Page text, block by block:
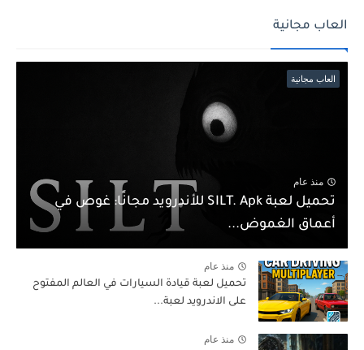
العاب مجانية
العاب مجانية
منذ عام
تحميل لعبة SILT. Apk للأندرويد مجانًا: غوص في
أعماق الغموض...
منذ عام
تحميل لعبة قيادة السيارات في العالم المفتوح
على الاندرويد لعبة...
منذ عام